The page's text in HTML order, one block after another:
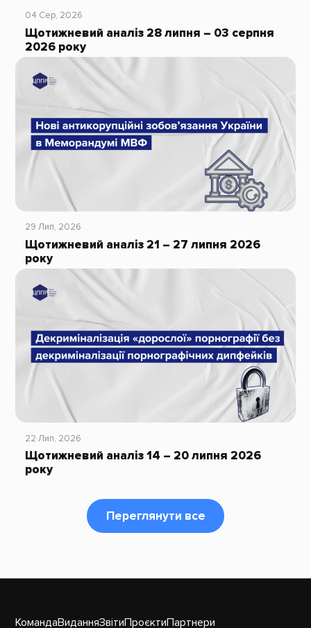
04 Сер, 2026
Щотижневий аналіз 28 липня – 03 серпня
2026 року
29 Лип, 2026
Щотижневий аналіз 21 – 27 липня 2026
року
22 Лип, 2026
Щотижневий аналіз 14 – 20 липня 2026
року
Переглянути все
КомандаВиданняЗвітиПроєктиПартнери